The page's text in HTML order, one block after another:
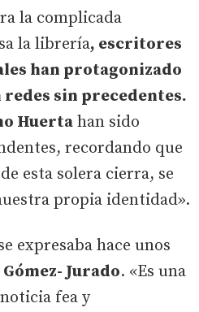
la complicada
la librería, escritores
han protagonizado
sin precedentes.
Huerta han sido
recordando que
esta solera cierra, se
propia identidad».
expresaba hace unos
Jurado. «Es una
fea y